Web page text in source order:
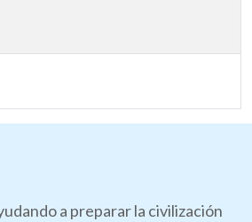
a preparar la civilización